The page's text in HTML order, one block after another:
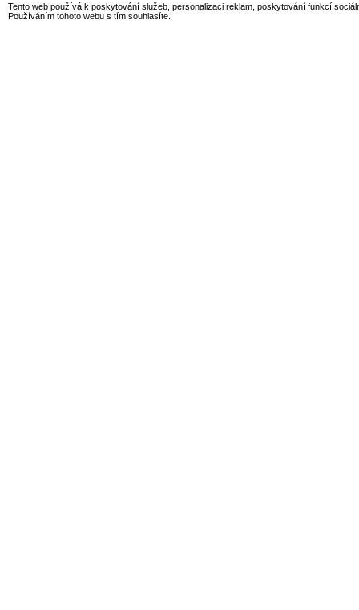
Tento web používá k poskytování služeb, personalizaci reklam, poskytování funkcí
Používáním tohoto webu s tím souhlasíte.